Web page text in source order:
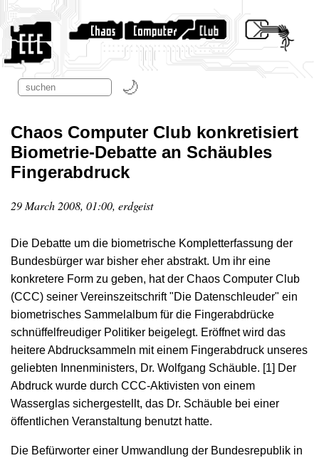
Chaos Computer Club konkretisiert
Biometrie-Debatte an Schäubles
Fingerabdruck
29 March 2008, 01:00, erdgeist
Die Debatte um die biometrische Kompletterfassung der
Bundesbürger war bisher eher abstrakt. Um ihr eine
konkretere Form zu geben, hat der Chaos Computer Club
(CCC) seiner Vereinszeitschrift "Die Datenschleuder" ein
biometrisches Sammelalbum für die Fingerabdrücke
schnüffelfreudiger Politiker beigelegt. Eröffnet wird das
heitere Abdrucksammeln mit einem Fingerabdruck unseres
geliebten Innenministers, Dr. Wolfgang Schäuble. [1] Der
Abdruck wurde durch CCC-Aktivisten von einem
Wasserglas sichergestellt, das Dr. Schäuble bei einer
öffentlichen Veranstaltung benutzt hatte.
Die Befürworter einer Umwandlung der Bundesrepublik in